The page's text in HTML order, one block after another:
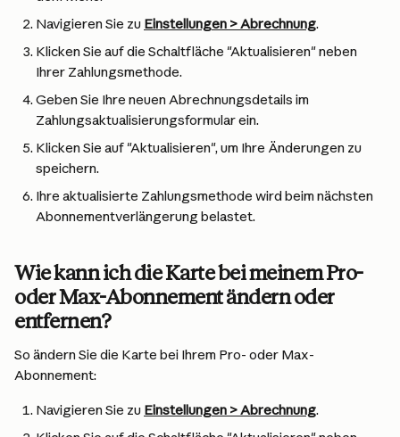
Navigieren Sie zu Einstellungen > Abrechnung.
Klicken Sie auf die Schaltfläche "Aktualisieren" neben
Ihrer Zahlungsmethode.
Geben Sie Ihre neuen Abrechnungsdetails im
Zahlungsaktualisierungsformular ein.
Klicken Sie auf "Aktualisieren", um Ihre Änderungen zu
speichern.
Ihre aktualisierte Zahlungsmethode wird beim nächsten
Abonnementverlängerung belastet.
Wie kann ich die Karte bei meinem Pro-
oder Max-Abonnement ändern oder
entfernen?
So ändern Sie die Karte bei Ihrem Pro- oder Max-
Abonnement:
Navigieren Sie zu Einstellungen > Abrechnung.